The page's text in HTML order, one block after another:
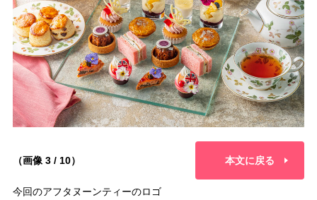
（画像 3 / 10） 本文に戻る
今回のアフタヌーンティーのロゴ